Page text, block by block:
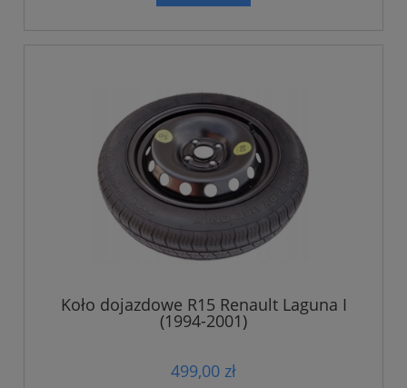
Koło dojazdowe R15 Renault Laguna I
(1994-2001)
499,00 zł